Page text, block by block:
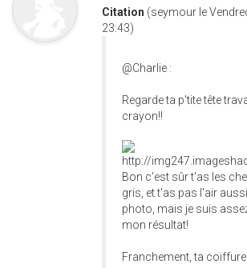
Citation (seymour le
23:43)
@Charlie :
Regarde ta p'tite tête
crayon!!
Bon c'est sûr t'as les
gris, et t'as pas l'air
photo, mais je suis
mon résultat!
Franchement, ta